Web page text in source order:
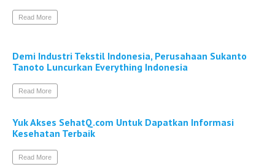
Read More
Demi Industri Tekstil Indonesia, Perusahaan Sukanto
Tanoto Luncurkan Everything Indonesia
Read More
Yuk Akses SehatQ.com Untuk Dapatkan Informasi
Kesehatan Terbaik
Read More